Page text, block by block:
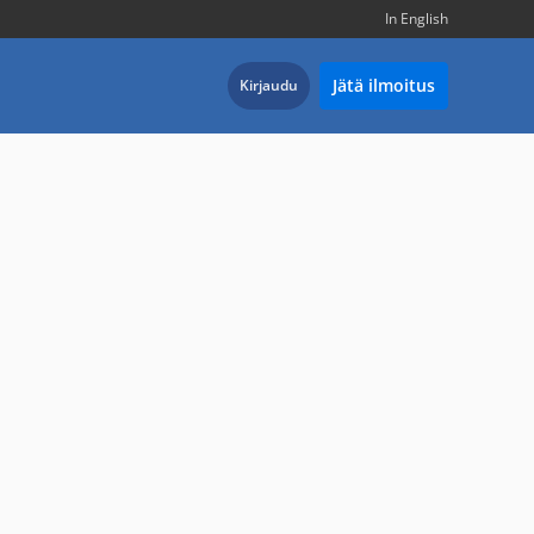
In English
Kirjaudu Jätä ilmoitus